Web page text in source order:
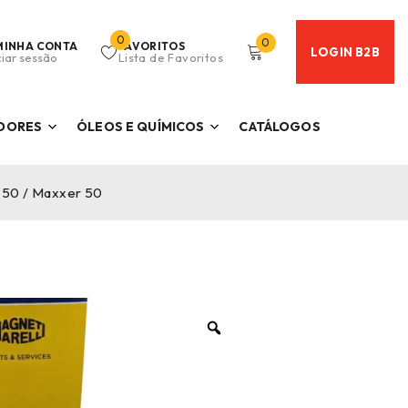
CONTA
sessão
0
FAVORITOS
Lista de Favoritos
0
LOGIN B2B
ÓLEOS E QUÍMICOS CATÁLOGOS
/ Maxxer 50